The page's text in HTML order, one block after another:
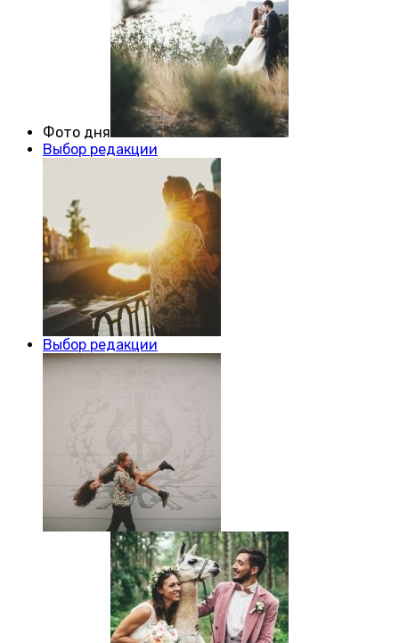
Фото дня
Выбор редакции
Выбор редакции